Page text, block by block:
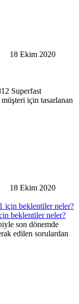
18 Ekim 2020
Superfast
için tasarlanan
18 Ekim 2020
beklentiler neler?
son dönemde
edilen sorulardan